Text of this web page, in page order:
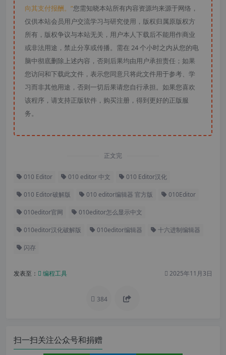
向其支付报酬。”您需知晓本站所有内容资源均来源于网络，
仅供本站会员用户交流学习与研究使用，版权归属原版权方
所有，版权争议与本站无关，用户本人下载后不能用作商业
或非法用途，禁止分享或传播。需在 24 个小时之内从您的电
脑中彻底删除上述内容，否则后果均由用户承担责任；如果
您访问和下载此文件，表示您同意只将此文件用于参考、学
习而非其他用途，否则一切后果请您自行承担。如果您喜欢
该程序，请支持正版软件，购买注册，得到更好的正版服
务。
正文完
010 Editor 010 editor 中文 010 Editor汉化
010 Editor破解版 010 editor编辑器 官方版 010Editor
010editor官网 010editor怎么显示中文
010editor汉化破解版 010editor编辑器 十六进制编辑器
闪存
发表至： 编程工具 2025年11月3日
384
扫一扫关注公众号和捐赠